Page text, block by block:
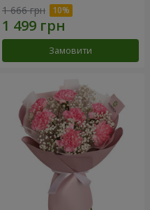
1 666 грн
Замовити